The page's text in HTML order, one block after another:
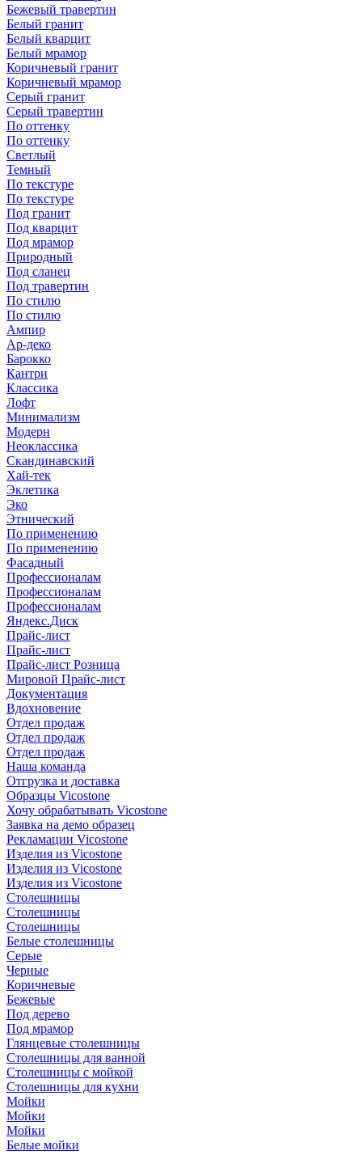
Бежевый травертин
Белый гранит
Белый кварцит
Белый мрамор
Коричневый гранит
Коричневый мрамор
Серый гранит
Серый травертин
По оттенку
По оттенку
Светлый
Темный
По текстуре
По текстуре
Под гранит
Под кварцит
Под мрамор
Природный
Под сланец
Под травертин
По стилю
По стилю
Ампир
Ар-деко
Барокко
Кантри
Классика
Лофт
Минимализм
Модерн
Неоклассика
Скандинавский
Хай-тек
Эклетика
Эко
Этнический
По применению
По применению
Фасадный
Профессионалам
Профессионалам
Профессионалам
Яндекс.Диск
Прайс-лист
Прайс-лист
Прайс-лист Розница
Мировой Прайс-лист
Документация
Вдохновение
Отдел продаж
Отдел продаж
Отдел продаж
Наша команда
Отгрузка и доставка
Образцы Vicostone
Хочу обрабатывать Vicostone
Заявка на демо образец
Рекламации Vicostone
Изделия из Vicostone
Изделия из Vicostone
Изделия из Vicostone
Столешницы
Столешницы
Столешницы
Белые столешницы
Серые
Черные
Коричневые
Бежевые
Под дерево
Под мрамор
Глянцевые столешницы
Столешницы для ванной
Столешницы с мойкой
Столешницы для кухни
Мойки
Мойки
Мойки
Белые мойки